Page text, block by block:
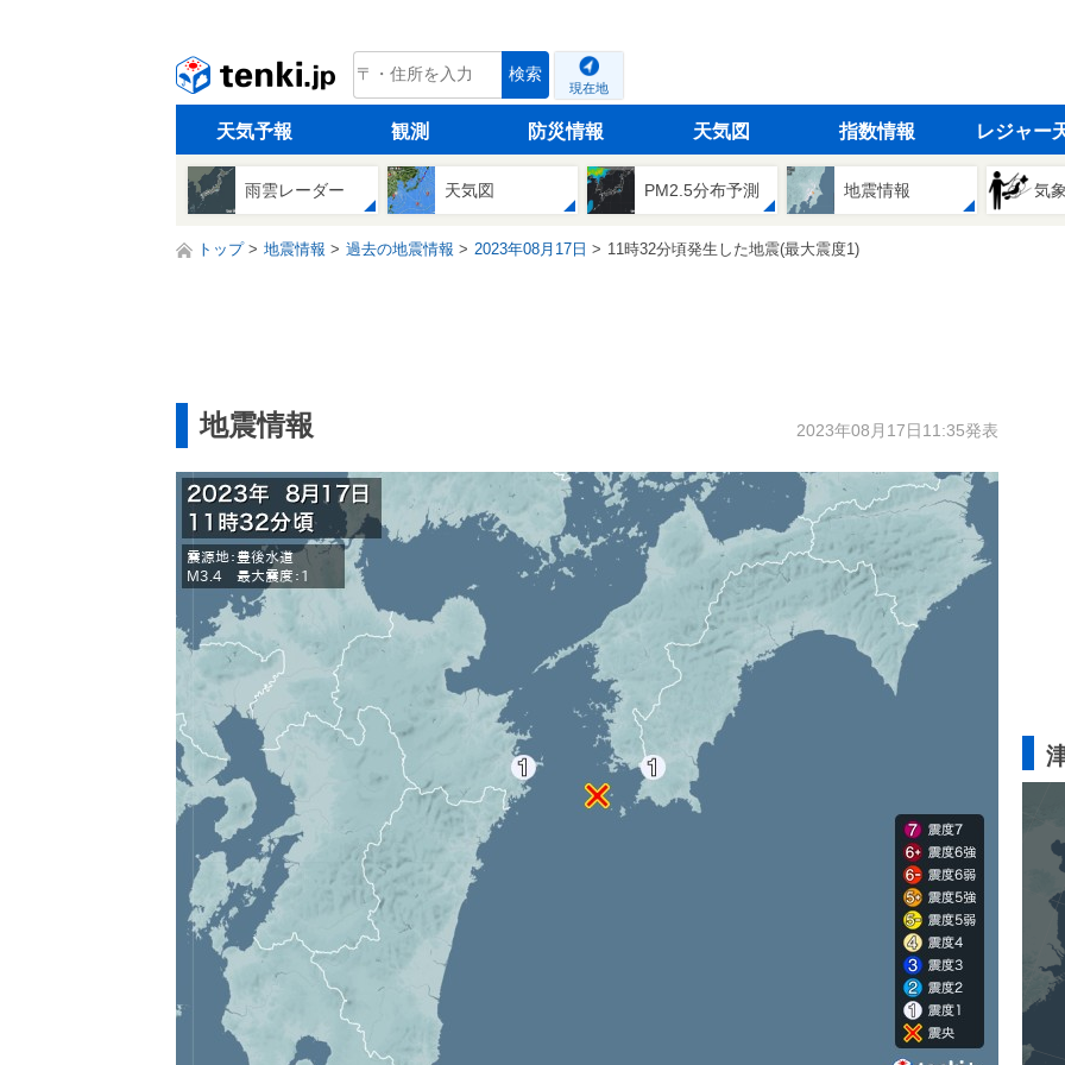
tenki.jp 検索
現在地
天気予報 観測 防災情報 天気図 指数情報 レジャー
雨雲レーダー 天気図 PM2.5分布予測 地震情報 気
トップ 地震情報 過去の地震情報 2023年08月17日 11時32分頃発生した地震(最大震度1)
地震情報 2023年08月17日11:35発表